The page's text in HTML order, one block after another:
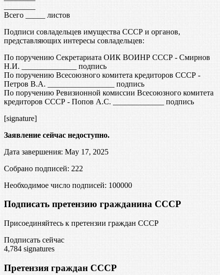
Всего _____ листов
Подписи совладельцев имущества СССР и органов,
представляющих интересы совладельцев:
По поручению Секретариата ОИК ВОИНР СССР - Смирнов
Н.И. ______________ подпись
По поручению Всесоюзного комитета кредиторов СССР -
Петров В.А. _________________ подпись
По поручению Ревизионной комиссии Всесоюзного комитета
кредиторов СССР - Попов А.С. _____________ подпись
[signature]
Заявление сейчас недоступно.
Дата завершения: May 17, 2025
Собрано подписей: 222
Необходимое число подписей: 100000
Подписать претензию гражданина СССР
Присоединяйтесь к претензии граждан СССР
Подписать сейчас
4,784 signatures
Претензия граждан СССР